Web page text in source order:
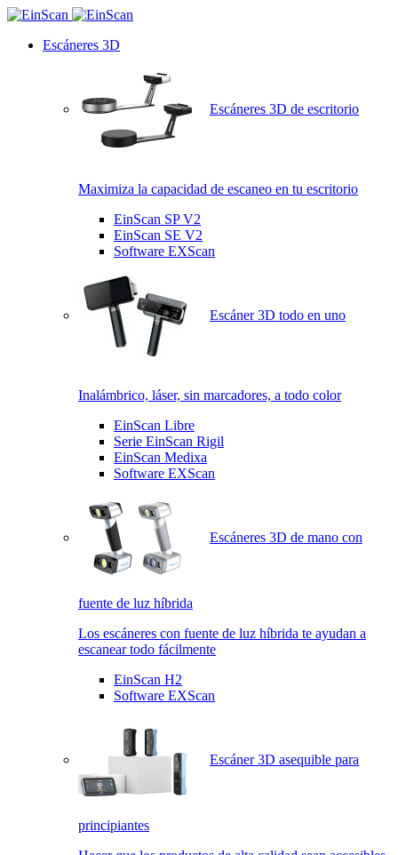
Escáneres 3D
Escáneres 3D de escritorio
Maximiza la capacidad de escaneo en tu escritorio
EinScan SP V2
EinScan SE V2
Software EXScan
Escáner 3D todo en uno
Inalámbrico, láser, sin marcadores, a todo color
EinScan Libre
Serie EinScan Rigil
EinScan Medixa
Software EXScan
Escáneres 3D de mano con
fuente de luz híbrida
Los escáneres con fuente de luz híbrida te ayudan a
escanear todo fácilmente
EinScan H2
Software EXScan
Escáner 3D asequible para
principiantes